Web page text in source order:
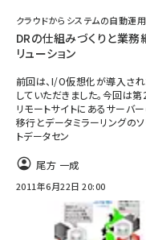
クラウドからシステムの自動運
DRの仕組みづくりと業務
リューション
前回は、I/O仮想化が導入さ
していただきました。今回は
リモートサイトにあるサーバ
移行とデータミラーリングの
トデータセン
尾方 一成
2011年6月22日 20:00